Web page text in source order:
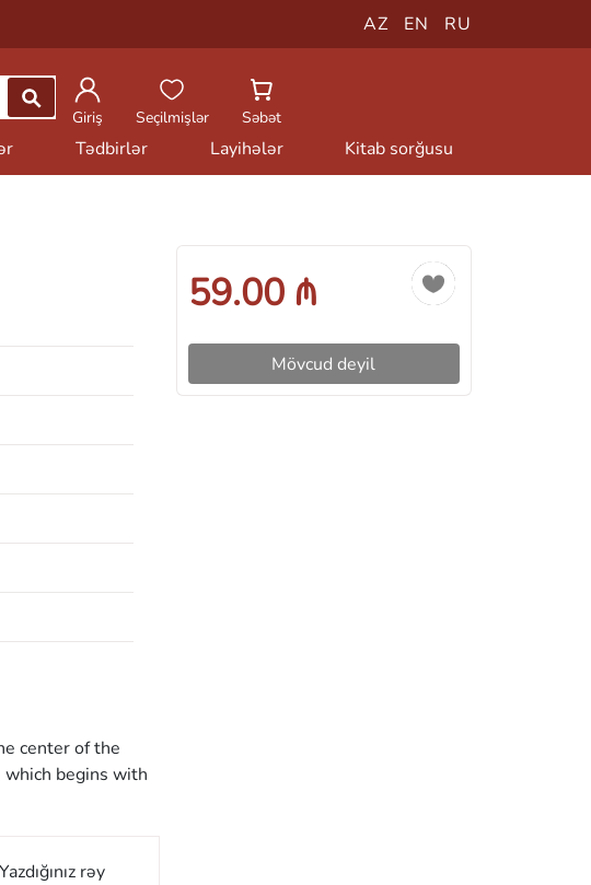
AZ EN RU
Giriş
Seçilmişlər Səbət
Tədbirlər Layihələr Kitab sorğusu
center of the
begins with
rəy
59.00 ₼
Mövcud deyil